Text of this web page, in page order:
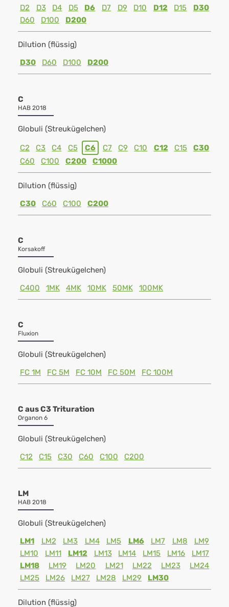
D2
D3 D4 D5 D6 D7 D9 D10 D12 D15
D30
D60
D100 D200
Dilution (flüssig)
D30
D60 D100 D200
C
HAB 2018
Globuli (Streukügelchen)
C2 C3 C4 C5 C6 C7 C9 C10 C12 C15
C30
C60
C100 C200 C1000
Dilution (flüssig)
C30
C60 C100 C200
C
Korsakoff
Globuli (Streukügelchen)
C400
1MK 4MK 10MK 50MK 100MK
C
Fluxion
Globuli (Streukügelchen)
FC 1M
FC 5M FC 10M FC 50M FC 100M
C aus C3 Trituration
Organon 6
Globuli (Streukügelchen)
C12
C15 C30 C60 C100 C200
LM
HAB 2018
Globuli (Streukügelchen)
LM1
LM2 LM3 LM4 LM5 LM6 LM7 LM8
LM9
LM10
LM11 LM12 LM13 LM14 LM15 LM16
LM17
LM18
LM19 LM20 LM21 LM22 LM23
LM24
LM25
LM26 LM27 LM28 LM29 LM30
Dilution (flüssig)